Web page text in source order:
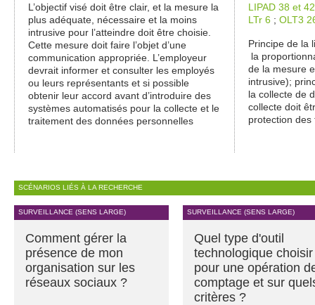
L’objectif visé doit être clair, et la mesure la
plus adéquate, nécessaire et la moins
intrusive pour l’atteindre doit être choisie.
Cette mesure doit faire l’objet d’une
communication appropriée. L’employeur
devrait informer et consulter les employés
ou leurs représentants et si possible
obtenir leur accord avant d’introduire des
systèmes automatisés pour la collecte et le
traitement des données personnelles
LIPAD 38 et 42
LTr 6 ; OLT3
Principe de la
la
de la mesure
intrusive);
la collecte de
collecte doit
protection des
SCÉNARIOS LIÉS À LA RECHERCHE
SURVEILLANCE (SENS LARGE)
Comment gérer la
présence de mon
organisation sur les
réseaux sociaux ?
SURVEILLANCE (SENS LARGE)
Quel type d'outil
technologique choisir
pour une opération
comptage et sur
critères ?